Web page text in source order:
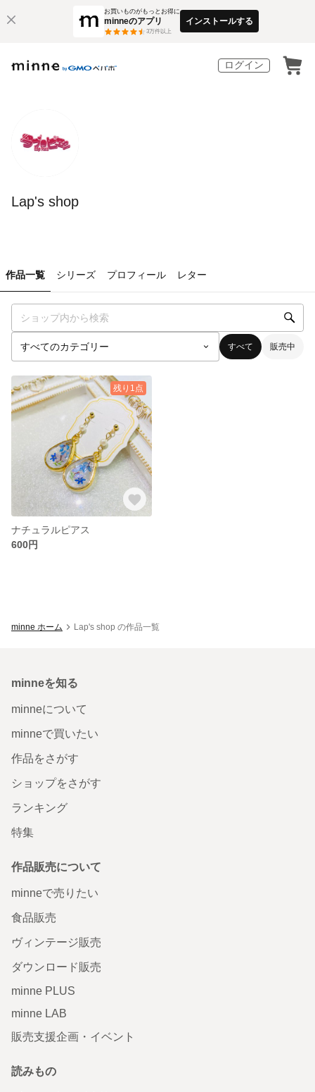
お買いものがもっとお得に
minneのアプリ
3万件以上
インストールする
ログイン
Lap's shop
作品一覧 シリーズ プロフィール レター
すべて 販売中
残り1点
ナチュラルピアス
600円
minne ホーム Lap's shop の作品一覧
minneを知る
minneについて
minneで買いたい
作品をさがす
ショップをさがす
ランキング
特集
作品販売について
minneで売りたい
食品販売
ヴィンテージ販売
ダウンロード販売
minne PLUS
minne LAB
販売支援企画・イベント
読みもの